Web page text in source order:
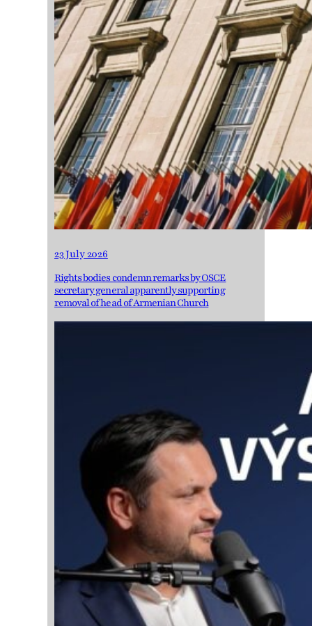
23 July 2026
Rights bodies condemn remarks by OSCE
secretary general apparently supporting
removal of head of Armenian Church